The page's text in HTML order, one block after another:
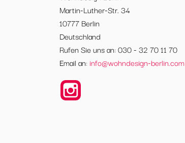
Martin-Luther-Str. 34
10777 Berlin
Deutschland
Rufen Sie uns an: 030 - 32 70 11 70
Email an: info@wohndesign-berlin.com